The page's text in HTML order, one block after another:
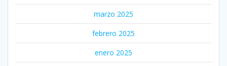
marzo 2025
febrero 2025
enero 2025